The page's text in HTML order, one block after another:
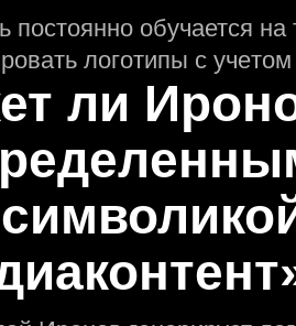
постоянно обучается
логотипы с
ли